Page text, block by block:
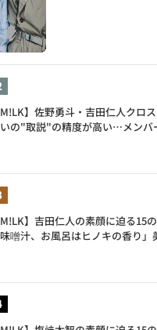
M!LK】佐野勇斗・吉田仁人クロ
の"取説"の精度が高い…メンバ
M!LK】吉田仁人の素顔に迫る15
噌汁、お風呂はヒノキの香り」